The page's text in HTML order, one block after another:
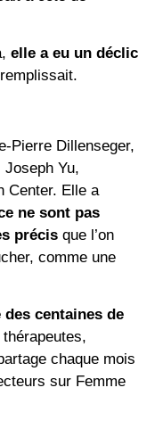
elle a eu un déclic
Pierre Dillenseger,
Yu,
Center. Elle a
ne sont pas
précis que l’on
comme une
des centaines de
chaque mois
sur Femme